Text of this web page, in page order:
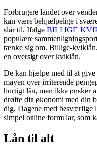
Forbrugere landet over
kan være behjælpelige i
slår til. Ifølge BILLIGE-
populære
tænke sig om. Billige-
en oversigt over kviklån.
De kan hjælpe med til at give
maven over irriterende
hurtigt lån, men ikke ønsker
drøfte din økonomi med din
dig. Dagene med besværlige
simpel online formular, som
Lån til alt